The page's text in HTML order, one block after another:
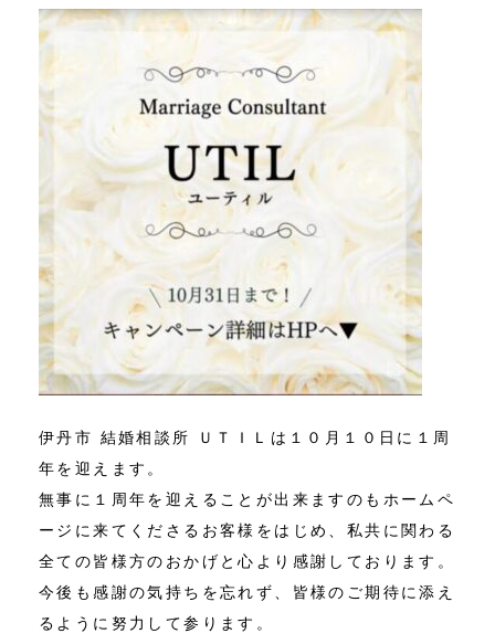
伊丹市 結婚相談所 ＵＴＩＬは１０月１０日に１周
年を迎えます。
無事に１周年を迎えることが出来ますのもホームペ
ージに来てくださるお客様をはじめ、私共に関わる
全ての皆様方のおかげと心より感謝しております。
今後も感謝の気持ちを忘れず、皆様のご期待に添え
るように努力して参ります。